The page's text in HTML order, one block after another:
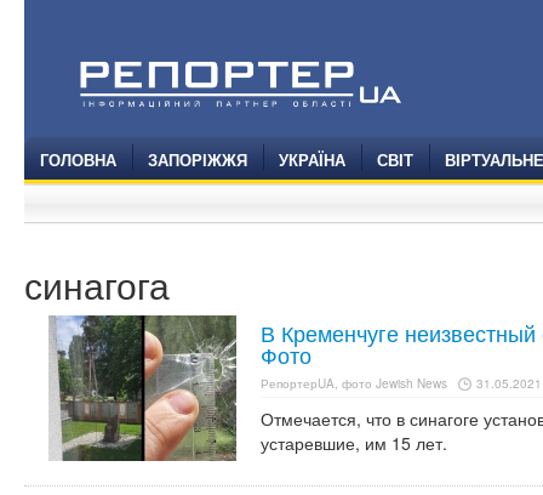
ГОЛОВНА ЗАПОРІЖЖЯ УКРАЇНА СВІТ
синагога
В Кременчуге
Фото
РепортерUA, фото Jewish News
Отмечается, что в синагоге
устаревшие, им 15 лет.